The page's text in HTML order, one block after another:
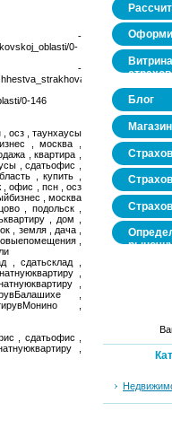
-
0-
-
0-146
, осз , таунхаусы
, москва ,
, квартира ,
, сдатьофис ,
, купить ,
, офис , псн , осз
, москва
, подольск ,
, дом ,
, земля , дача ,
,
, сдатьсклад ,
,
,
,
,
, сдатьофис ,
,
Блог
Магазин